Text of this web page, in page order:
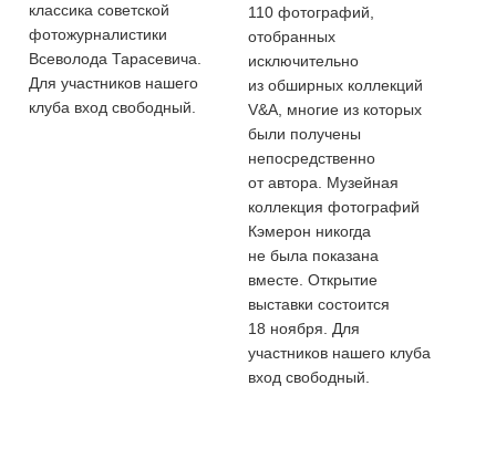
классика советской
фотожурналистики
Всеволода Тарасевича.
Для участников нашего
клуба вход свободный.
110 фотографий,
отобранных
исключительно
из обширных коллекций
V&A, многие из которых
были получены
непосредственно
от автора. Музейная
коллекция фотографий
Кэмерон никогда
не была показана
вместе. Открытие
выставки состоится
18 ноября. Для
участников нашего клуба
вход свободный.